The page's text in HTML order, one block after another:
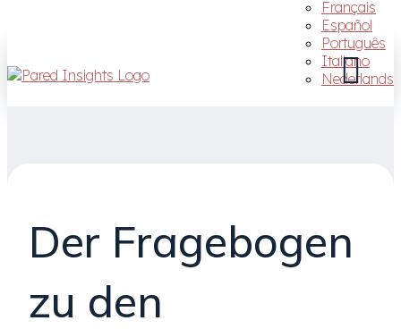
Français
Español
Português
Italiano
Nederlands
Der Fragebogen
zu den